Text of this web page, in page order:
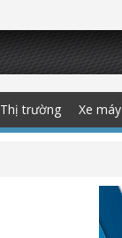
Thị trường Xe máy